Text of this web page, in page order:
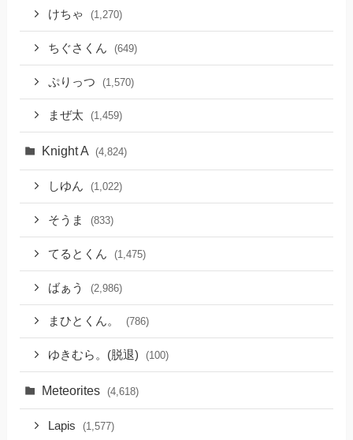
けちゃ (1,270)
ちぐさくん (649)
ぷりっつ (1,570)
まぜ太 (1,459)
Knight A (4,824)
しゆん (1,022)
そうま (833)
てるとくん (1,475)
ばぁう (2,986)
まひとくん。 (786)
ゆきむら。(脱退) (100)
Meteorites (4,618)
Lapis (1,577)